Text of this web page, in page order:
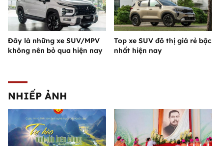
Đây là những xe SUV/MPV
không nên bỏ qua hiện nay
Top xe SUV đô thị giá rẻ bậc
nhất hiện nay
NHIẾP ẢNH